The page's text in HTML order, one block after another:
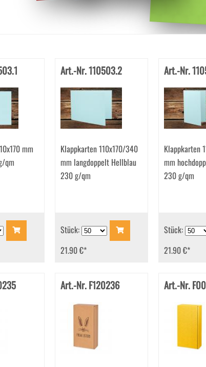
mm
qm
Art.-Nr. 110503.2
Klappkarten 110x170/340
mm langdoppelt Hellblau
230 g/qm
Stück:
21.90 €*
Art.-Nr.
Klappkarten
mm
230 g/qm
Stück:
21.90 €*
Art.-Nr. F120236 Art.-Nr.